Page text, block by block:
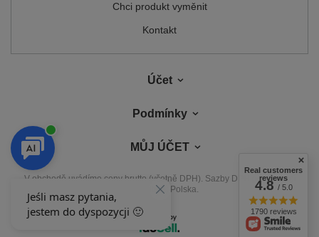
Chci produkt vyměnit
Kontakt
Účet
Podmínky
MŮJ ÚČET
V obchodě uvádíme ceny brutto (včetně DPH). Sazby DPH pro domácí
spotřebitele:
Polska.
Real customers
reviews
4.8/ 5.0
1790 reviews